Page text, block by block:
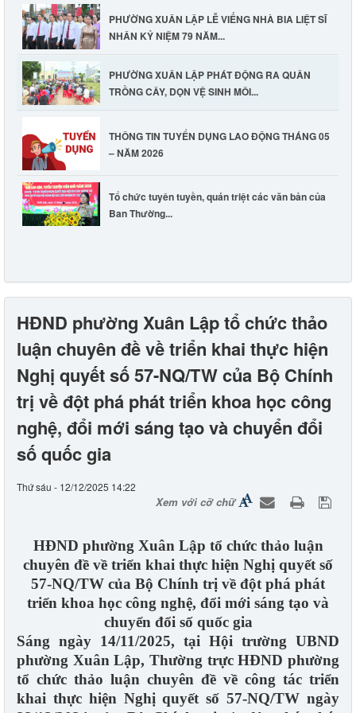
PHƯỜNG XUÂN LẬP LỄ VIẾNG NHÀ BIA LIỆT SĨ
NHÂN KỶ NIỆM 79 NĂM...
PHƯỜNG XUÂN LẬP PHÁT ĐỘNG RA QUÂN
TRỒNG CÂY, DỌN VỆ SINH MÔI...
THÔNG TIN TUYỂN DỤNG LAO ĐỘNG THÁNG 05
– NĂM 2026
Tổ chức tuyên tuyền, quán triệt các văn bản của
Ban Thường...
HĐND phường Xuân Lập tổ chức thảo
luận chuyên đề về triển khai thực hiện
Nghị quyết số 57-NQ/TW của Bộ Chính
trị về đột phá phát triển khoa học công
nghệ, đổi mới sáng tạo và chuyển đổi
số quốc gia
Thứ sáu - 12/12/2025 14:22
Xem với cỡ chữ
HĐND phường Xuân Lập tổ chức thảo luận
chuyên đề về triển khai thực hiện Nghị quyết số
57-NQ/TW của Bộ Chính trị về đột phá phát
triển khoa học công nghệ, đổi mới sáng tạo và
chuyển đổi số quốc gia
Sáng ngày 14/11/2025, tại Hội trường UBND
phường Xuân Lập, Thường trực HĐND phường
tổ chức thảo luận chuyên đề về công tác triển
khai thực hiện Nghị quyết số 57-NQ/TW ngày